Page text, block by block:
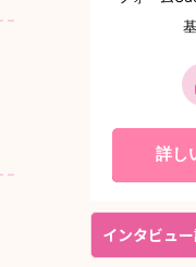
詳し
インタビュ